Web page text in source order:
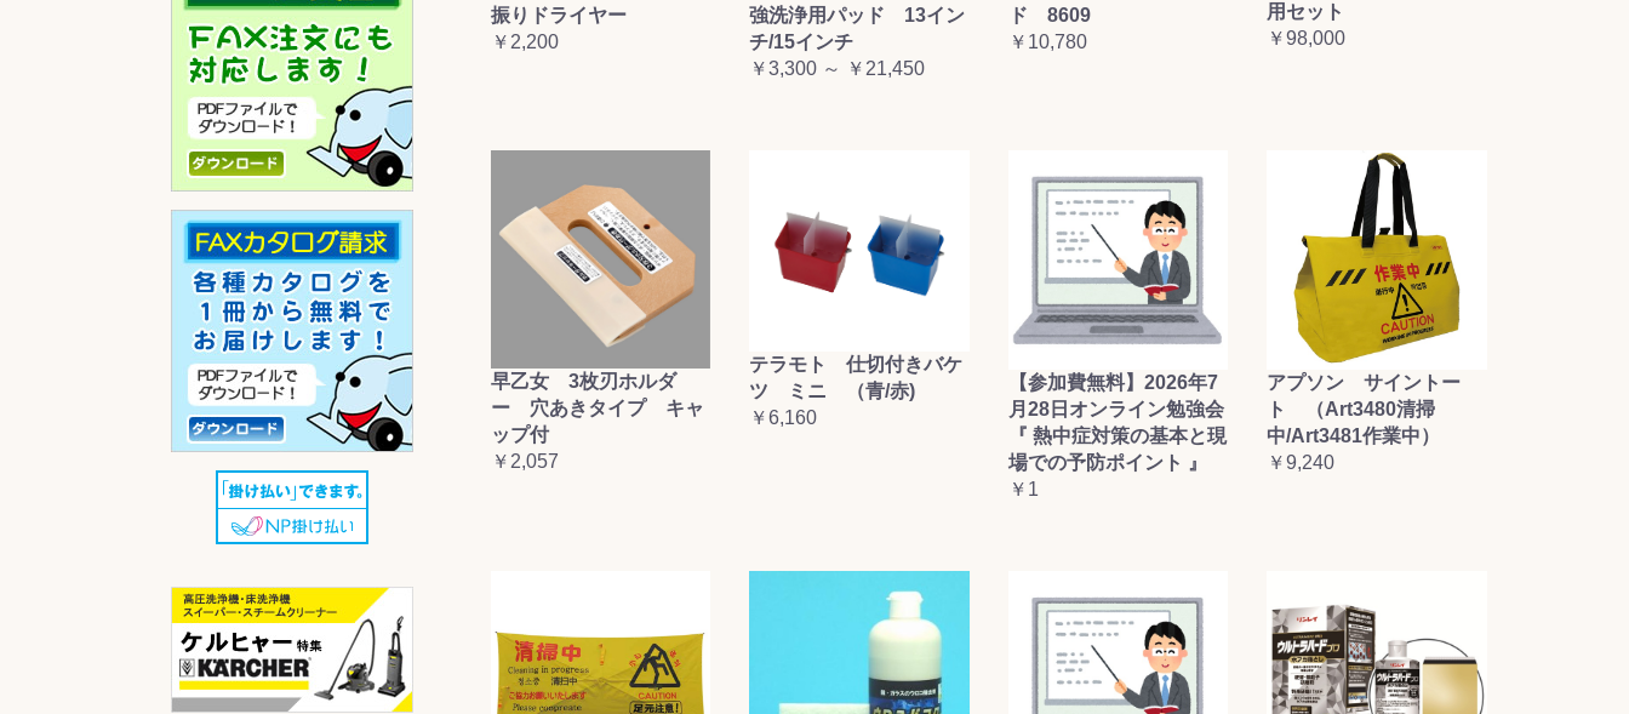
振りドライヤー
￥2,200
強洗浄用パッド 13イン
チ/15インチ
￥3,300 ～ ￥21,450
ド 8609
￥10,780
用セット
￥98,000
早乙女 3枚刃ホルダ
ー 穴あきタイプ キャ
ップ付
￥2,057
テラモト 仕切付きバケ
ツ ミニ （青/赤)
￥6,160
【参加費無料】2026年7
月28日オンライン勉強会
『 熱中症対策の基本と現
場での予防ポイント 』
￥1
アプソン サイントー
ト （Art3480清掃
中/Art3481作業中）
￥9,240